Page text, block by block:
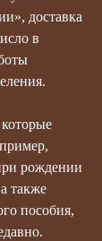
доставка
в
рождении
также
пособия,